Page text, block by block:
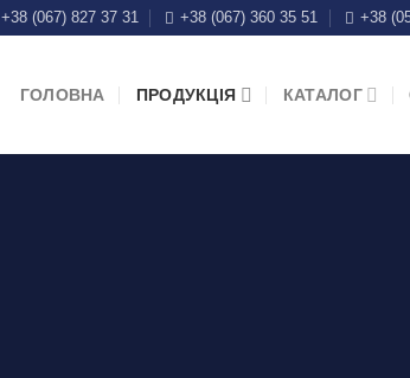
+38 (067) 827 37 31 +38 (067) 360 35 51 +38
ГОЛОВНА ПРОДУКЦІЯ КАТАЛОГ